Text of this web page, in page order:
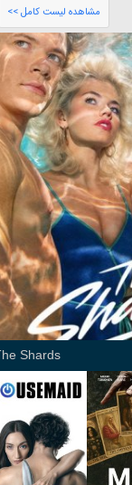
مشاهده لیست کامل >>
Shards